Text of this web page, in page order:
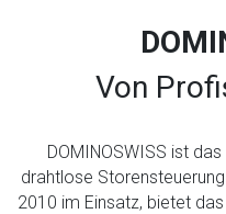
Von
DOMINOSWISS ist
drahtlose
2010 im Einsatz, bietet